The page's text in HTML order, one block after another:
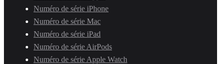
Numéro de série iPhone
Numéro de série Mac
Numéro de série iPad
Numéro de série AirPods
Numéro de série Apple Watch